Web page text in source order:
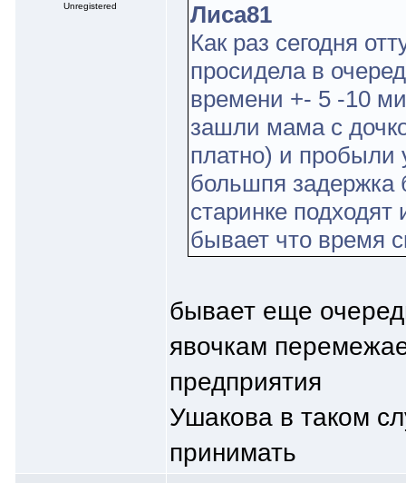
Unregistered
Лиса81
Как раз сегодня
просидела в
времени +- 5 -10
зашли мама с
платно) и пробыли
большпя задержка
старинке
бывает что время
бывает еще
явочкам
предприятия
Ушакова в таком
принимать